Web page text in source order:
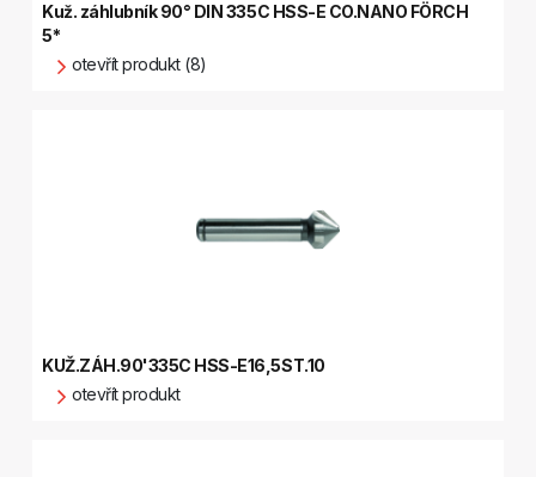
Kuž. záhlubník 90° DIN 335C HSS-E CO.NANO FÖRCH
5*
otevřít produkt (8)
KUŽ.ZÁH.90'335C HSS-E16,5ST.10
otevřít produkt